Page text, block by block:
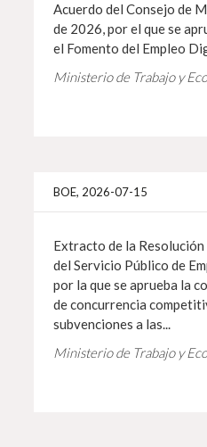
Acuerdo del Consejo de
de 2026, por el que se
el Fomento del Empleo
Ministerio de Trabajo y
BOE, 2026-07-15
Extracto de la
del Servicio Público de
por la que se aprueba la
de concurrencia
subvenciones a las...
Ministerio de Trabajo y